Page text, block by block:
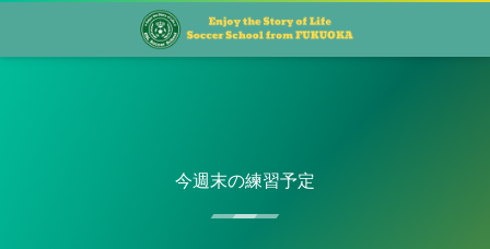
今週末の練習予定